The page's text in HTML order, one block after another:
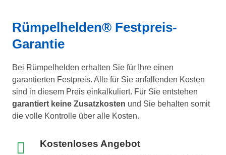
Rümpelhelden® Festpreis-
Garantie
Bei Rümpelhelden erhalten Sie für Ihre einen
garantierten Festpreis. Alle für Sie anfallenden Kosten
sind in diesem Preis einkalkuliert. Für Sie entstehen
garantiert keine Zusatzkosten und Sie behalten somit
die volle Kontrolle über alle Kosten.
Kostenloses Angebot